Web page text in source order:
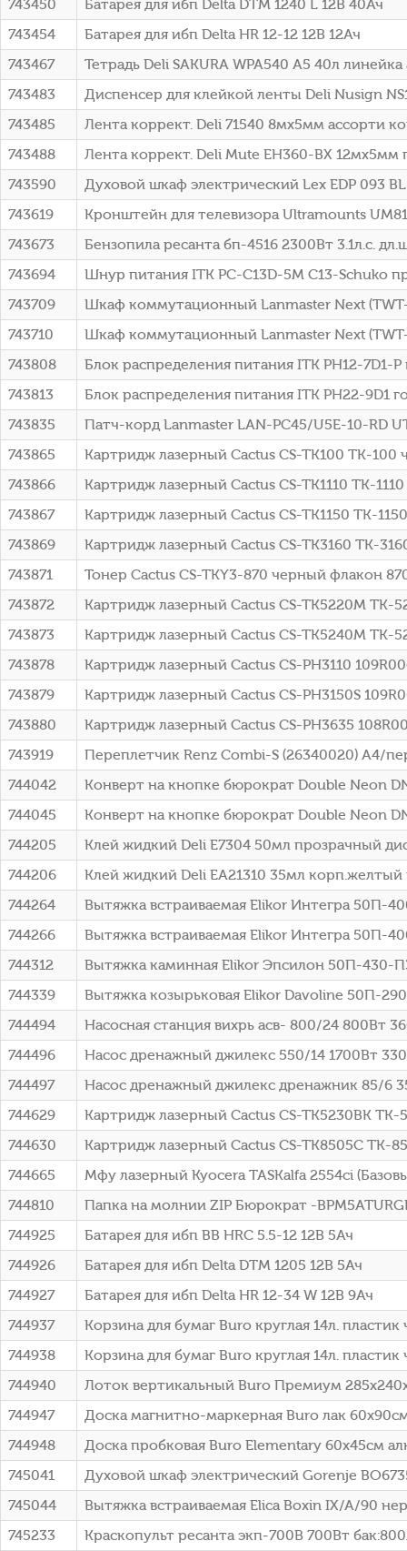
743450
Батарея для ибп Delta DTM 1240 L 12В 40Ач
743454
Батарея для ибп Delta HR 12-12 12В 12Ач
743467
Тетрадь Deli SAKURA WPA540 A5 40л
743483
Диспенсер для клейкой ленты Deli Nusign
743485
Лента коррект. Deli 71540 8мх5мм ассорти
743488
Лента коррект. Deli Mute EH360-BX
743590
Духовой шкаф электрический Lex EDP 093
743619
Кронштейн для телевизора Ultramounts
743673
Бензопила ресанта бп-4516 2300Вт 3.1л.с.
743694
Шнур питания ITK PC-C13D-5M C13-Schuko
743709
Шкаф коммутационный Lanmaster Next
743710
Шкаф коммутационный Lanmaster Next
743808
Блок распределения питания ITK PH12-7D1-
743813
Блок распределения питания ITK PH22-9D1
743835
Патч-корд Lanmaster LAN-PC45/U5E-10-RD
743865
Картридж лазерный Cactus CS-TK100 TK-100
743866
Картридж лазерный Cactus CS-TK1110 TK-
743867
Картридж лазерный Cactus CS-TK1150 TK-
743869
Картридж лазерный Cactus CS-TK3160 TK-
743871
Тонер Cactus CS-TKY3-870 черный флакон
743872
Картридж лазерный Cactus CS-TK5220M TK-
743873
Картридж лазерный Cactus CS-TK5240M
743878
Картридж лазерный Cactus CS-PH3110
743879
Картридж лазерный Cactus CS-PH3150S
743880
Картридж лазерный Cactus CS-PH3635
743919
Переплетчик Renz Combi-S (26340020) A4/
744042
Конверт на кнопке бюрократ Double Neon
744045
Конверт на кнопке бюрократ Double Neon
744205
Клей жидкий Deli E7304 50мл прозрачный
744206
Клей жидкий Deli EA21310 35мл
744264
Вытяжка встраиваемая Elikor Интегра 50П-
744266
Вытяжка встраиваемая Elikor Интегра 50П-
744312
Вытяжка каминная Elikor Эпсилон 50П-430-
744339
Вытяжка козырьковая Elikor Davoline 50П-
744494
Насосная станция вихрь асв- 800/24 800Вт
744496
Насос дренажный джилекс 550/14 1700Вт
744497
Насос дренажный джилекс дренажник 85/6
744629
Картридж лазерный Cactus CS-TK5230BK
744630
Картридж лазерный Cactus CS-TK8505C TK-
744665
Мфу лазерный Kyocera TASKalfa 2554ci
744810
Папка на молнии ZIP Бюрократ -
744925
Батарея для ибп BB HRC 5.5-12 12В 5Ач
744926
Батарея для ибп Delta DTM 1205 12В 5Ач
744927
Батарея для ибп Delta HR 12-34 W 12В 9Ач
744937
Корзина для бумаг Buro круглая 14л.
744938
Корзина для бумаг Buro круглая 14л.
744940
Лоток вертикальный Buro Премиум
744947
Доска магнитно-маркерная Buro лак
744948
Доска пробковая Buro Elementary 60x45см
745041
Духовой шкаф электрический Gorenje
745044
Вытяжка встраиваемая Elica Boxin IX/A/90
745233
Краскопульт ресанта экп-700В 700Вт